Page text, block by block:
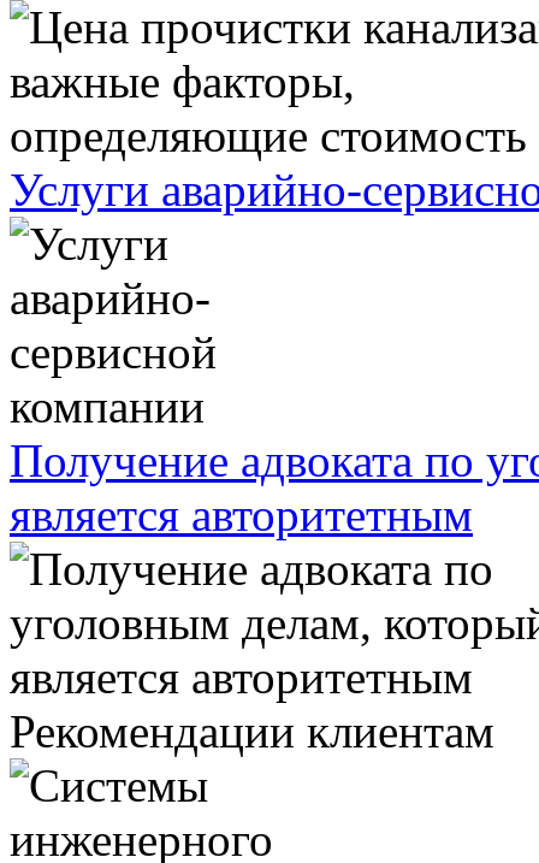
Услуги аварийно-
Получение адвоката по
является авторитетным
Рекомендации клиентам